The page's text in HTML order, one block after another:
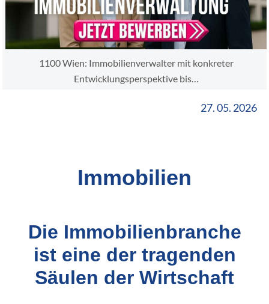
1100 Wien: Immobilienverwalter mit konkreter
Entwicklungsperspektive bis…
27. 05. 2026
Immobilien
Die Immobilienbranche
ist eine der tragenden
Säulen der Wirtschaft